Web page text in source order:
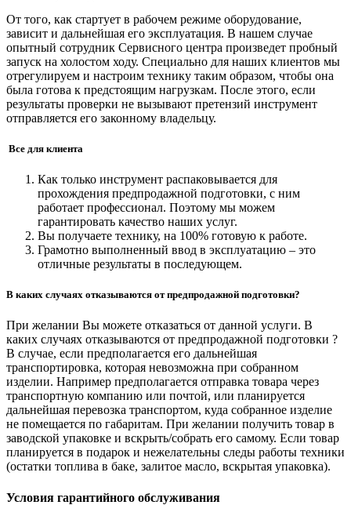
От того, как стартует в рабочем режиме оборудование,
зависит и дальнейшая его эксплуатация. В нашем случае
опытный сотрудник Сервисного центра произведет пробный
запуск на холостом ходу. Специально для наших клиентов мы
отрегулируем и настроим технику таким образом, чтобы она
была готова к предстоящим нагрузкам. После этого, если
результаты проверки не вызывают претензий инструмент
отправляется его законному владельцу.
Все для клиента
Как только инструмент распаковывается для
прохождения предпродажной подготовки, с ним
работает профессионал. Поэтому мы можем
гарантировать качество наших услуг.
Вы получаете технику, на 100% готовую к работе.
Грамотно выполненный ввод в эксплуатацию – это
отличные результаты в последующем.
В каких случаях отказываются от предпродажной подготовки?
При желании Вы можете отказаться от данной услуги. В
каких случаях отказываются от предпродажной подготовки ?
В случае, если предполагается его дальнейшая
транспортировка, которая невозможна при собранном
изделии. Например предполагается отправка товара через
транспортную компанию или почтой, или планируется
дальнейшая перевозка транспортом, куда собранное изделие
не помещается по габаритам. При желании получить товар в
заводской упаковке и вскрыть/собрать его самому. Если товар
планируется в подарок и нежелательны следы работы техники
(остатки топлива в баке, залитое масло, вскрытая упаковка).
Условия гарантийного обслуживания